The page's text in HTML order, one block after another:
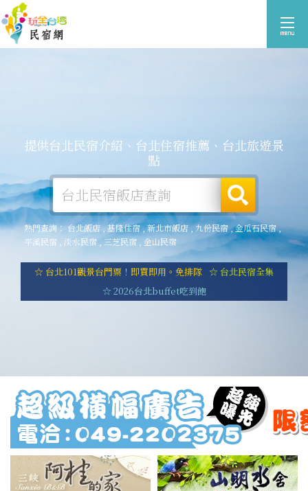
提供台北民宿介紹、台北住宿推薦、台北旅遊景
點
熱門查詢：台北飯店,基隆住宿,新北市飯店,九份民宿,金瓜石民宿,
平溪民宿
淡水民宿 三芝民宿 金山民宿
☆ 台北101觀景台門票！即買即用。免排隊 ☆ 台北民宿全集
☆ 2026台北buffet吃到飽